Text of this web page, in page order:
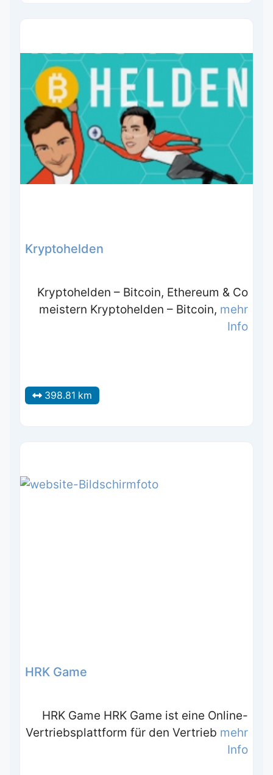
Kryptohelden
Kryptohelden – Bitcoin, Ethereum & Co
meistern Kryptohelden – Bitcoin, mehr
Info
398.81 km
HRK Game
HRK Game HRK Game ist eine Online-
Vertriebsplattform für den Vertrieb mehr
Info